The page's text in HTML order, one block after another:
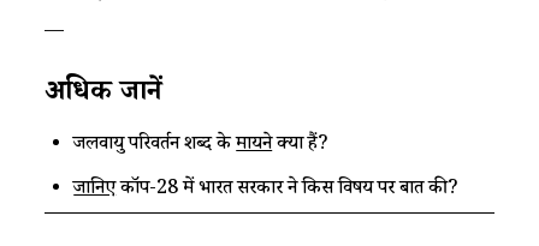
—
अधिक जानें
जलवायु परिवर्तन शब्द केमायनेक्या हैं?
जानिएकॉप-28 में भारत सरकार ने किस विषय पर बात की?